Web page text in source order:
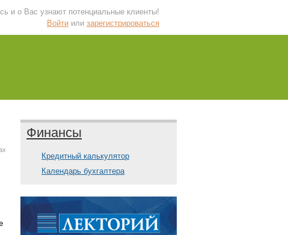
и о Вас узнают потенциальные клиенты!
Войти или зарегистрироваться
Финансы
Кредитный калькулятор
Календарь бухгалтера